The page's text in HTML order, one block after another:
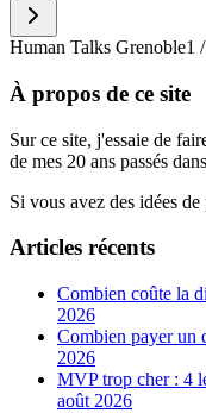
Human Talks Grenoble1 /
À propos de ce site
Sur ce site, j'essaie de
de mes 20 ans passés
Si vous avez des idées de
Articles récents
Combien coûte la
2026
Combien payer un
2026
MVP trop cher : 4
août 2026